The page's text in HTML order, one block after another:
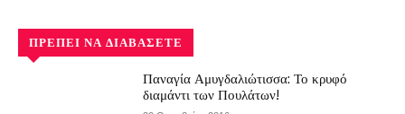
ΠΡΈΠΕΙ ΝΑ ΔΙΑΒΆΣΕΤΕ
Παναγία Αμυγδαλιώτισσα: Το κρυφό
διαμάντι των Πουλάτων!